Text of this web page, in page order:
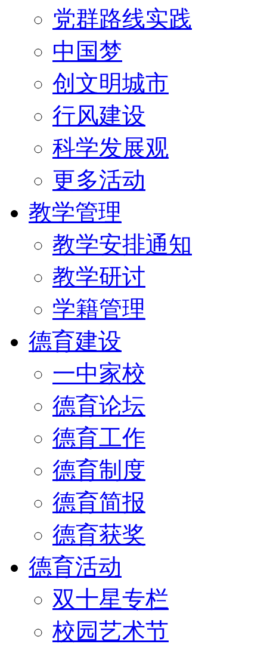
党群路线实践
中国梦
创文明城市
行风建设
科学发展观
更多活动
教学管理
教学安排通知
教学研讨
学籍管理
德育建设
一中家校
德育论坛
德育工作
德育制度
德育简报
德育获奖
德育活动
双十星专栏
校园艺术节